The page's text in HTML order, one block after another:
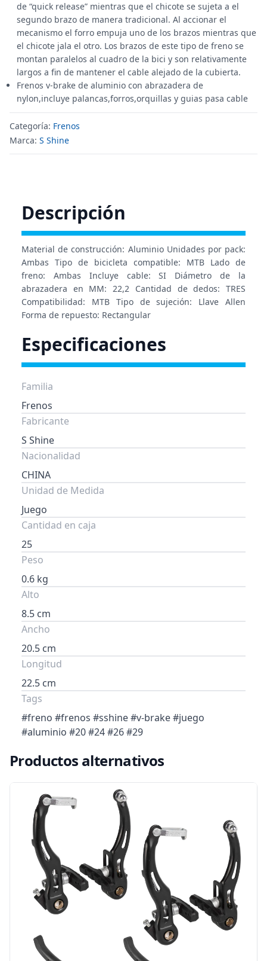
de “quick release” mientras que el chicote se sujeta a el
segundo brazo de manera tradicional. Al accionar el
mecanismo el forro empuja uno de los brazos mientras que
el chicote jala el otro. Los brazos de este tipo de freno se
montan paralelos al cuadro de la bici y son relativamente
largos a fin de mantener el cable alejado de la cubierta.
Frenos v-brake de aluminio con abrazadera de
nylon,incluye palancas,forros,orquillas y guias pasa cable
Categoría: Frenos
Marca: S Shine
Descripción
Material de construcción: Aluminio Unidades por pack:
Ambas Tipo de bicicleta compatible: MTB Lado de
freno: Ambas Incluye cable: SI Diámetro de la
abrazadera en MM: 22,2 Cantidad de dedos: TRES
Compatibilidad: MTB Tipo de sujeción: Llave Allen
Forma de repuesto: Rectangular
Especificaciones
Familia
Frenos
Fabricante
S Shine
Nacionalidad
CHINA
Unidad de Medida
Juego
Cantidad en caja
25
Peso
0.6 kg
Alto
8.5 cm
Ancho
20.5 cm
Longitud
22.5 cm
Tags
#freno #frenos #sshine #v-brake #juego
#aluminio #20 #24 #26 #29
Productos alternativos